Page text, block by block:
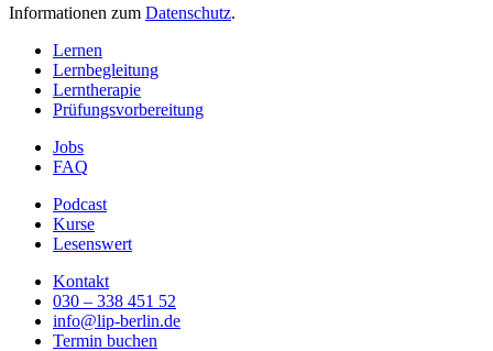
Informationen zum Datenschutz.
Lernen
Lernbegleitung
Lerntherapie
Prüfungsvorbereitung
Jobs
FAQ
Podcast
Kurse
Lesenswert
Kontakt
030 – 338 451 52
info@lip-berlin.de
Termin buchen